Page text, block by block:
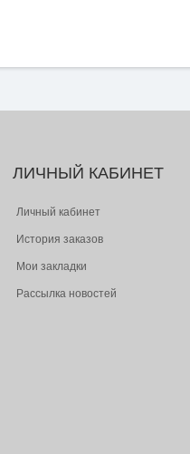
ЛИЧНЫЙ КАБИНЕТ
Личный кабинет
История заказов
Мои закладки
Рассылка новостей